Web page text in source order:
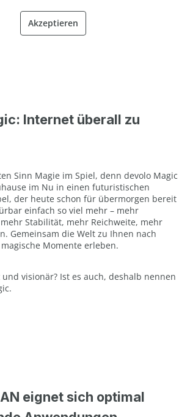
Akzeptieren
Internet überall zu
Sinn Magie im Spiel, denn devolo Magic
im Nu in einen futuristischen
der heute schon für übermorgen bereit
einfach so viel mehr – mehr
Stabilität, mehr Reichweite, mehr
Gemeinsam die Welt zu Ihnen nach
Momente erleben.
visionär? Ist es auch, deshalb nennen
eignet sich optimal